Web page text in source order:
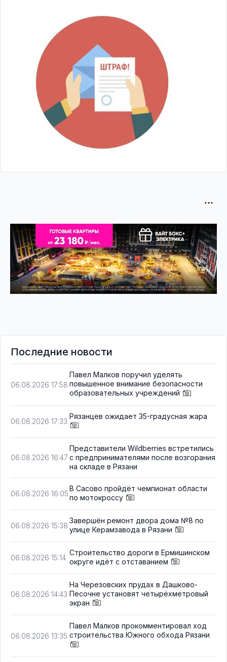
Последние новости
06.08.2026 17:58
Павел Малков поручил уделять
повышенное внимание безопасности
образовательных учреждений
06.08.2026 17:33
Рязанцев ожидает 35-градусная жара
06.08.2026 16:47
Представители Wildberries встретились
с предпринимателями после возгорания
на складе в Рязани
06.08.2026 16:05
В Сасово пройдёт чемпионат области
по мотокроссу
06.08.2026 15:38
Завершён ремонт двора дома №8 по
улице Керамзавода в Рязани
06.08.2026 15:14
Строительство дороги в Ермишинском
округе идёт с отставанием
06.08.2026 14:43
На Черезовских прудах в Дашково-
Песочне установят четырёхметровый
экран
06.08.2026 13:35
Павел Малков прокомментировал ход
строительства Южного обхода Рязани